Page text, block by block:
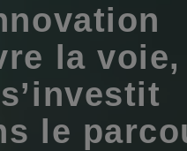
la voie,
le